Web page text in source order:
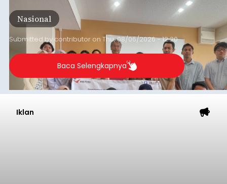
skala internasional di Distributed Systems
Laboratory, Okayama University, Jepang.
Nasional
Submitted by contributor on Thu, 08/06/2026 - 12:20
Baca Selengkapnya
Iklan